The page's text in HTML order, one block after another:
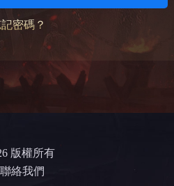
密碼？
版權所有
聯絡我們